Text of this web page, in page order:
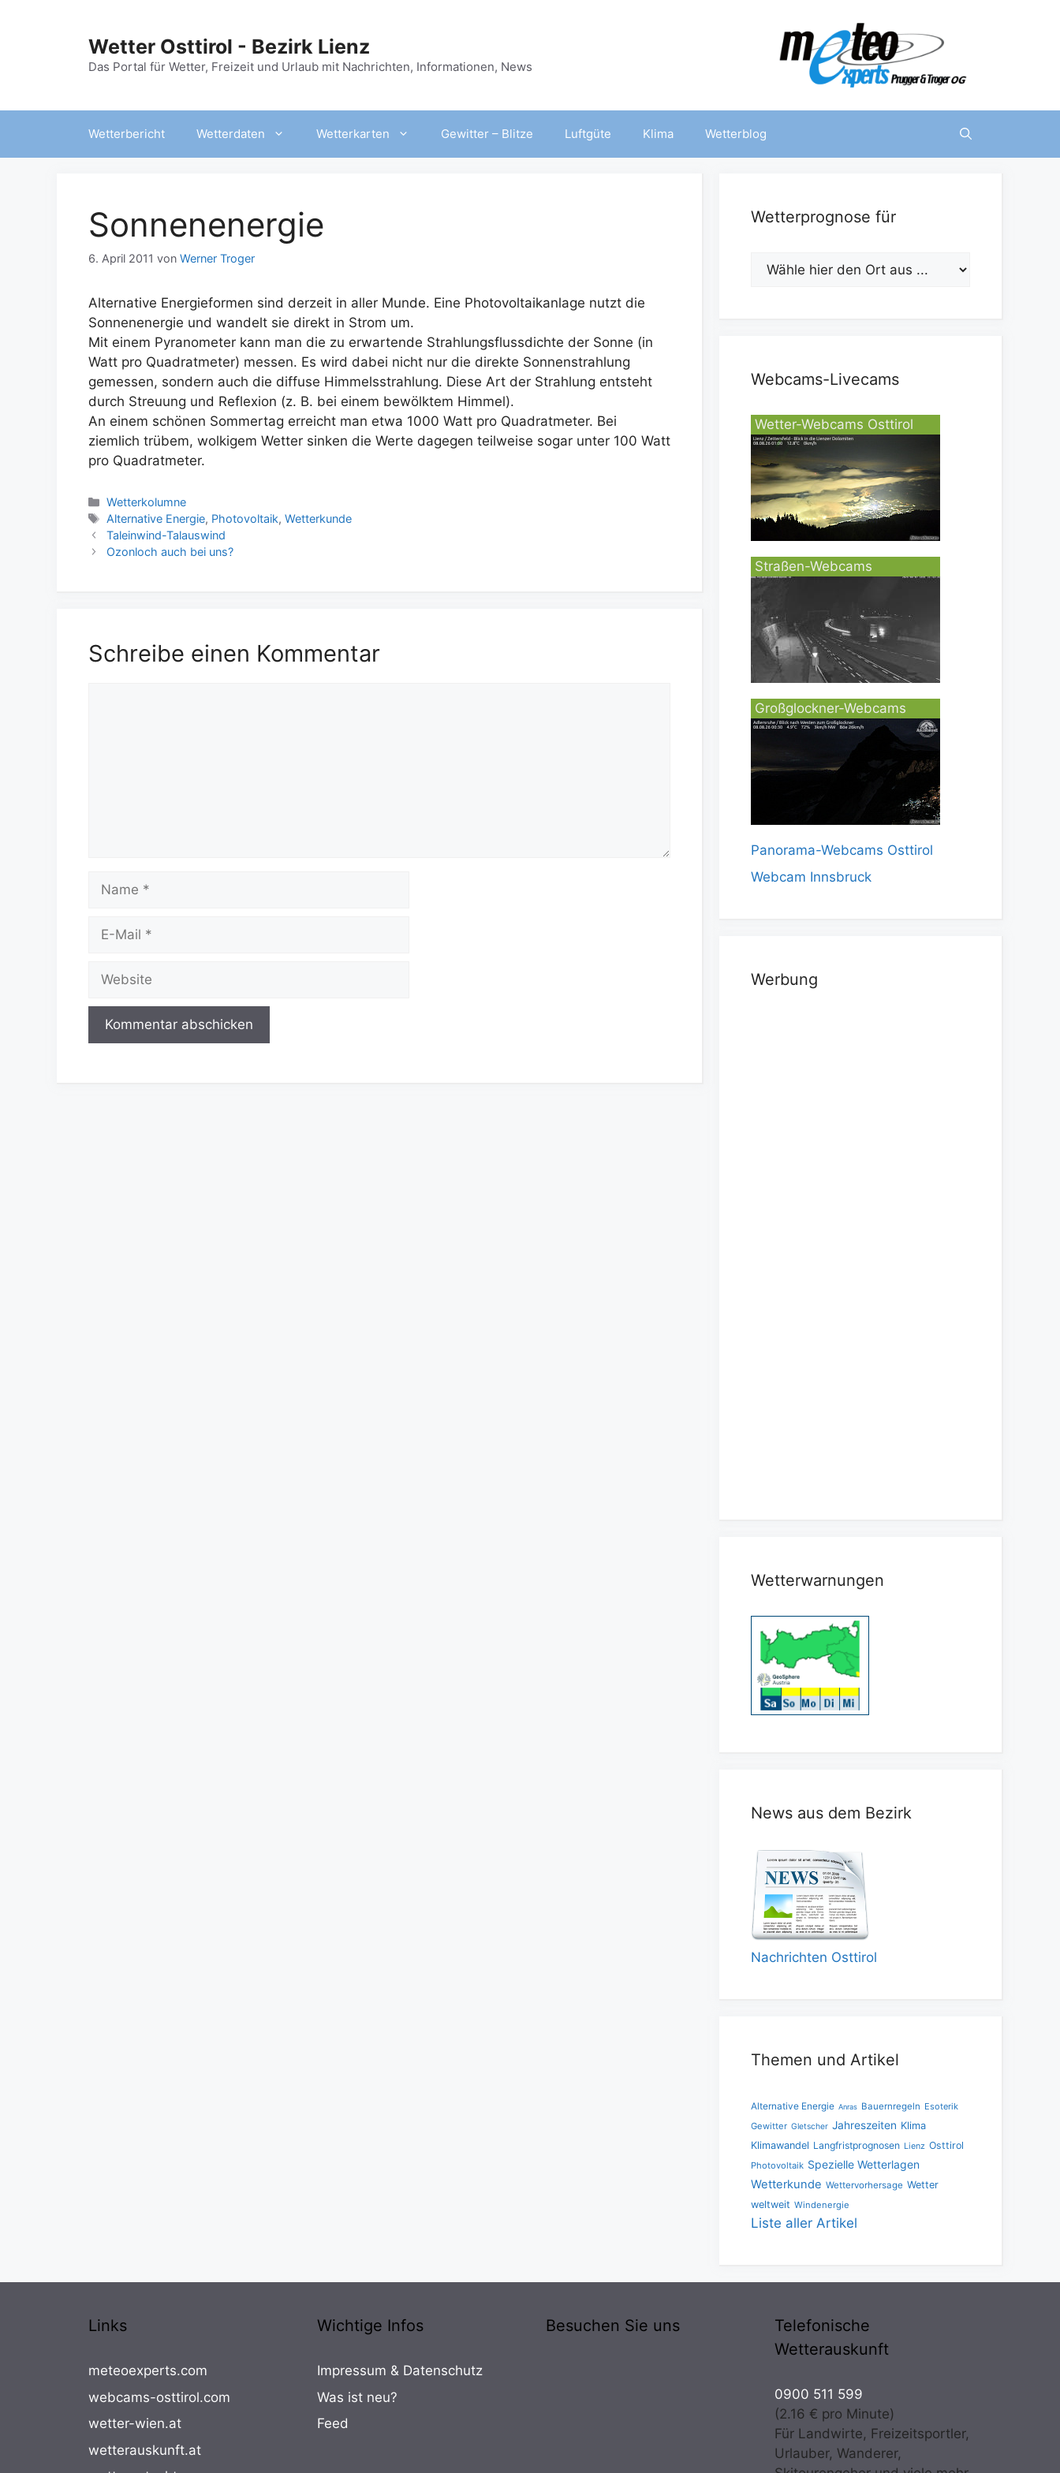
Wetter Osttirol - Bezirk Lienz
Das Portal für Wetter, Freizeit und Urlaub mit Nachrichten, Informationen, News
Wetterbericht Wetterdaten Wetterkarten Gewitter – Blitze Luftgüte Klima Wetterblog
Sonnenenergie
6. April 2011 von Werner Troger
Alternative Energieformen sind derzeit in aller Munde. Eine Photovoltaikanlage nutzt die
Sonnenenergie und wandelt sie direkt in Strom um.
Mit einem Pyranometer kann man die zu erwartende Strahlungsflussdichte der Sonne (in
Watt pro Quadratmeter) messen. Es wird dabei nicht nur die direkte Sonnenstrahlung
gemessen, sondern auch die diffuse Himmelsstrahlung. Diese Art der Strahlung entsteht
durch Streuung und Reflexion (z. B. bei einem bewölktem Himmel).
An einem schönen Sommertag erreicht man etwa 1000 Watt pro Quadratmeter. Bei
ziemlich trübem, wolkigem Wetter sinken die Werte dagegen teilweise sogar unter 100 Watt
pro Quadratmeter.
Kategorien
Wetterkolumne
Schlagwörter
Alternative Energie, Photovoltaik,Wetterkunde
Taleinwind-Talauswind
Ozonloch auch bei uns?
Schreibe einen Kommentar
Name
Website
Wetterprognose für
Webcams-Livecams
Wetter-Webcams Osttirol
Straßen-Webcams
Großglockner-Webcams
Panorama-Webcams Osttirol
Webcam Innsbruck
Werbung
Wetterwarnungen
News aus dem Bezirk
Nachrichten Osttirol
Themen und Artikel
Alternative Energie Anras Bauernregeln Esoterik
Gewitter Gletscher Jahreszeiten Klima
Klimawandel Langfristprognosen Lienz Osttirol
Photovoltaik Spezielle Wetterlagen
Wetterkunde Wettervorhersage Wetter
weltweit Windenergie
Liste aller Artikel
Links
meteoexperts.com
webcams-osttirol.com
wetter-wien.at
wetterauskunft.at
Wichtige Infos
Impressum & Datenschutz
Was ist neu?
Feed
Besuchen Sie uns
Telefonische
Wetterauskunft
0900 511 599
(2.16 € pro Minute)
Für Landwirte, Freizeitsportler,
Urlauber, Wanderer,